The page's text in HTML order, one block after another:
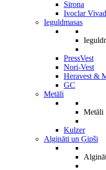
Sirona
Ivoclar
Ieguldmasas
PressVest
Nori-Vest
Heravest &
GC
Metāli
Metāli
Kulzer
Algināti un Ģipši